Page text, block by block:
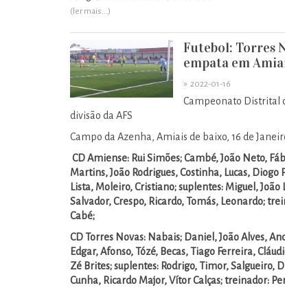
(ler mais...)
Futebol: Torres
empata em
» 2022-01-16
Campeonato Distrital
divisão da AFS
Campo da Azenha, Amiais de baixo, 16 de
CD Amiense: Rui Simões; Cambé, João Neto,
Martins, João Rodrigues, Costinha, Lucas, Diogo
Lista, Moleiro, Cristiano; suplentes: Miguel, João
Salvador, Crespo, Ricardo, Tomás, Leonardo;
Cabé;
CD Torres Novas: Nabais; Daniel, João Alves,
Edgar, Afonso, Tózé, Becas, Tiago Ferreira,
Zé Brites; suplentes: Rodrigo, Timor, Salgueiro,
Cunha, Ricardo Major, Vítor Calças; treinador: